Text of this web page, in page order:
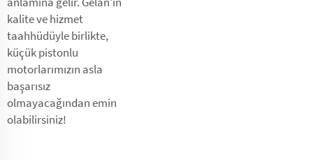
kalite ve hizmet
taahhüdüyle birlikte,
küçük pistonlu
motorlarımızın asla
başarısız
olmayacağından emin
olabilirsiniz!